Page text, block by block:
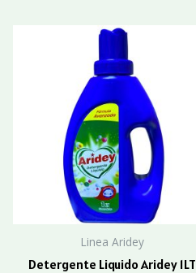
Linea Aridey
Detergente Liquido Aridey 1LT